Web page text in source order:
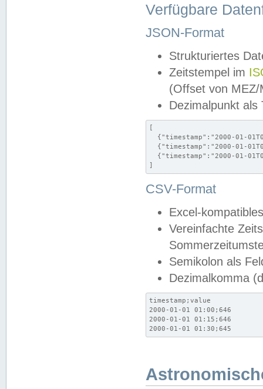
Verfügbare
JSON-Format
Strukturiertes
Zeitstempel im
(Offset von MEZ/
Dezimalpunkt als
[
{"timestamp":"2000-01-
{"timestamp":"2000-01-
{"timestamp":"2000-01-
]
CSV-Format
Excel-
Vereinfachte
Semikolon als
Dezimalkomma
timestamp;value
2000-01-01 01:00;646
2000-01-01 01:15;646
2000-01-01 01:30;645